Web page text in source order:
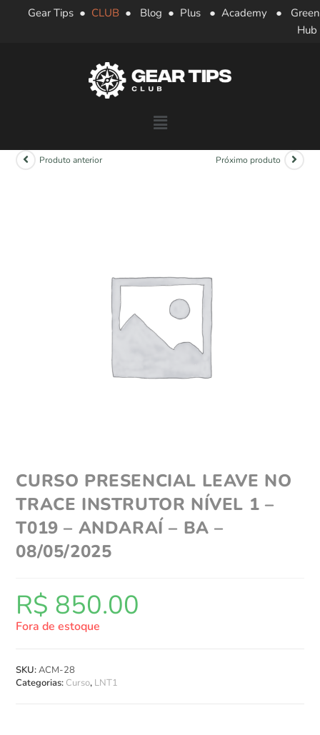
Gear Tips ● CLUB ● Blog ● Plus ● Academy ●
Green
Hub
Produto anterior Próximo produto
CURSO PRESENCIAL LEAVE NO
TRACE INSTRUTOR NÍVEL 1 –
T019 – ANDARAÍ – BA –
08/05/2025
R$ 850.00
Fora de estoque
SKU:ACM-28
Categorias: Curso, LNT1